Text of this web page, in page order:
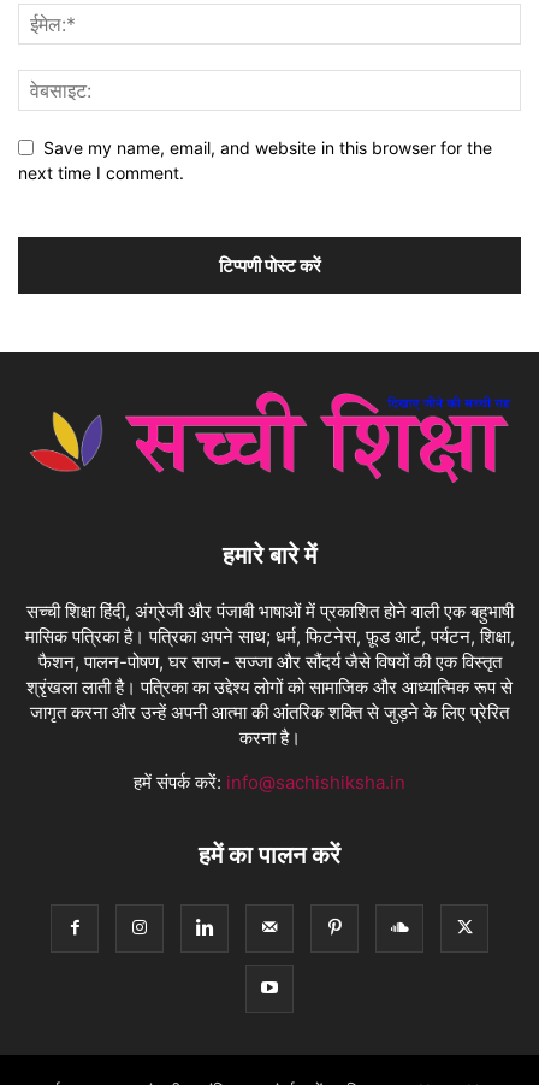
Save my name, email, and website in this browser for the
next time I comment.
हमारे बारे में
सच्ची शिक्षा हिंदी, अंग्रेजी और पंजाबी भाषाओं में प्रकाशित होने वाली एक बहुभाषी
मासिक पत्रिका है। पत्रिका अपने साथ; धर्म, फिटनेस, फ़ूड आर्ट, पर्यटन, शिक्षा,
फैशन, पालन-पोषण, घर साज- सज्जा और सौंदर्य जैसे विषयों की एक विस्तृत
श्रृंखला लाती है। पत्रिका का उद्देश्य लोगों को सामाजिक और आध्यात्मिक रूप से
जागृत करना और उन्हें अपनी आत्मा की आंतरिक शक्ति से जुड़ने के लिए प्रेरित
करना है।
हमें संपर्क करें: info@sachishiksha.in
हमें का पालन करें